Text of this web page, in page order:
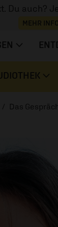
Du auch?
MEHR
Das